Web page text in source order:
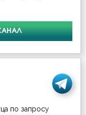
по запросу